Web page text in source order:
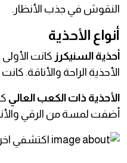
النقوش في جذب الأنظار.
أنواع الأحذية
أحذية السنيكرز كانت
الأحذية الراحة والأناقة.
الأحذية ذات الكعب العالي
أضفت لمسة من الرقي